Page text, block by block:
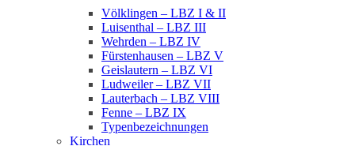
Völklingen – LBZ I & II
Luisenthal – LBZ III
Wehrden – LBZ IV
Fürstenhausen – LBZ V
Geislautern – LBZ VI
Ludweiler – LBZ VII
Lauterbach – LBZ VIII
Fenne – LBZ IX
Typenbezeichnungen
Kirchen